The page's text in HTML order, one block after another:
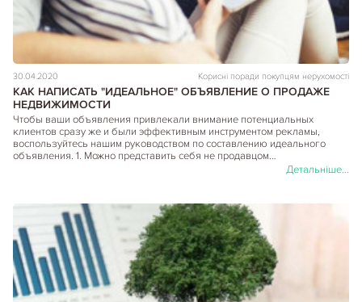
30.04.2020 Корисні поради покупцям нерухомості
КАК НАПИСАТЬ "ИДЕАЛЬНОЕ" ОБЪЯВЛЕНИЕ О ПРОДАЖЕ
НЕДВИЖИМОСТИ
Чтобы ваши объявления привлекали внимание потенциальных
клиентов сразу же и были эффективным инструментом рекламы,
воспользуйтесь нашим руководством по составлению идеального
объявления. 1. Можно представить себя не продавцом…
Детальніше...